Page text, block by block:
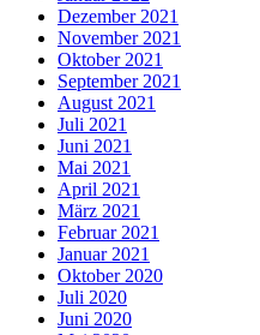
Dezember 2021
November 2021
Oktober 2021
September 2021
August 2021
Juli 2021
Juni 2021
Mai 2021
April 2021
März 2021
Februar 2021
Januar 2021
Oktober 2020
Juli 2020
Juni 2020